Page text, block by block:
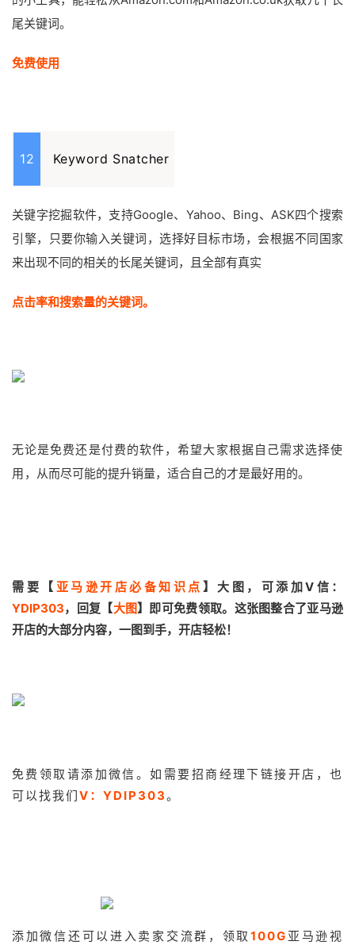
尾关键词。
免费使用
12 Keyword Snatcher
关键字挖掘软件，支持Google、Yahoo、Bing、ASK四个搜索
引擎，只要你输入关键词，选择好目标市场，会根据不同国家
来出现不同的相关的长尾关键词，且全部有真实
点击率和搜索量的关键词。
无论是免费还是付费的软件，希望大家根据自己需求选择使
用， 从而尽可能的提升销量，适合自己的才是最好用的。
需要【 亚马逊开店必备知识点 】大图，可添加V信：
YDIP303，回复【大图】即可免费领取。 这张图整合了亚马逊
开店的大部分内容，一图到手，开店轻松！
免费领取 请添加微信。如需要招商经理下链接开店，也
可以找我们V：YDIP303。
添加微信还可以进入卖家交流群，领取100G 亚马逊视